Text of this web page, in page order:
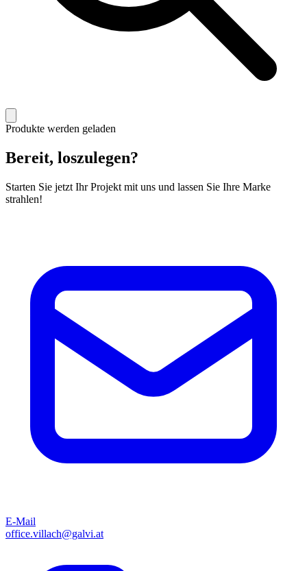
Produkte werden geladen
Bereit, loszulegen?
Starten Sie jetzt Ihr Projekt mit uns und lassen Sie Ihre Marke
strahlen!
E-Mail
office.villach@galvi.at